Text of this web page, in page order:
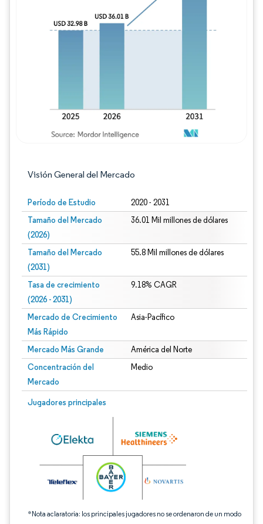
Visión General del Mercado
Período de Estudio 2020 - 2031
Tamaño del Mercado
(2026)
36.01 Mil millones de dólares
Tamaño del Mercado
(2031)
55.8 Mil millones de dólares
Tasa de crecimiento
(2026 - 2031)
9.18% CAGR
Mercado de Crecimiento
Más Rápido
Asia-Pacífico
Mercado Más Grande América del Norte
Concentración del
Mercado
Medio
Jugadores principales
*Nota aclaratoria: los principales jugadores no se ordenaron de un modo
Imagen © Mordor Intelligence. El uso requiere atribución según CC BY 4.0.